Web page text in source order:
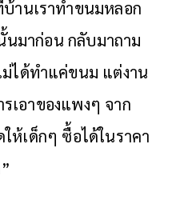
านเราทำขนมหลอก
นมาก่อน กลับมาถาม
ได้ทำแค่ขนม แต่งาน
รเอาของแพงๆ จาก
ห้เด็กๆ ซื้อได้ในราคา